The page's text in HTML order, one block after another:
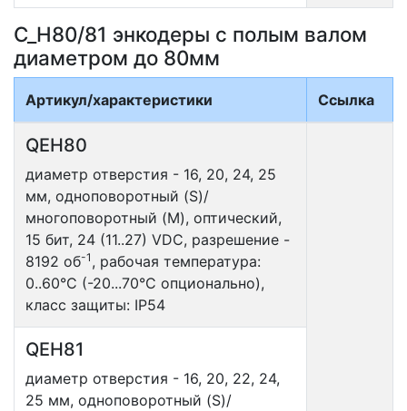
C_H80/81 энкодеры с полым валом
диаметром до 80мм
Артикул/характеристики Ссылка
QEH80
диаметр отверстия - 16, 20, 24, 25
мм, одноповоротный (S)/
многоповоротный (M), оптический,
15 бит, 24 (11..27) VDC, разрешение -
8192 об-1 , рабочая температура:
0..60°С (-20...70°С опционально),
класс защиты: IP54
QEH81
диаметр отверстия - 16, 20, 22, 24,
25 мм, одноповоротный (S)/